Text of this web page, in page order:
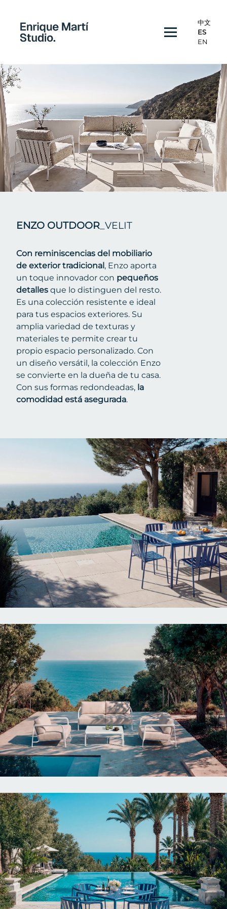
中文
ES
EN
ENZO OUTDOOR _VELIT
Con reminiscencias del mobiliario
de exterior tradicional, Enzo aporta
un toque innovador con pequeños
detalles que lo distinguen del resto.
Es una colección resistente e ideal
para tus espacios exteriores. Su
amplia variedad de texturas y
materiales te permite crear tu
propio espacio personalizado. Con
un diseño versátil, la colección Enzo
se convierte en la dueña de tu casa.
Con sus formas redondeadas, la
comodidad está asegurada.